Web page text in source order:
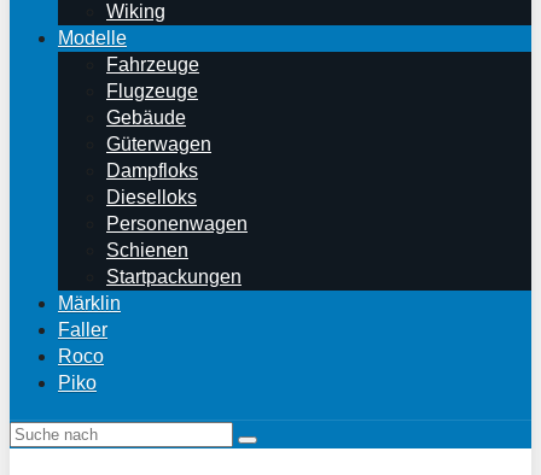
Wiking
Modelle
Fahrzeuge
Flugzeuge
Gebäude
Güterwagen
Dampfloks
Dieselloks
Personenwagen
Schienen
Startpackungen
Märklin
Faller
Roco
Piko